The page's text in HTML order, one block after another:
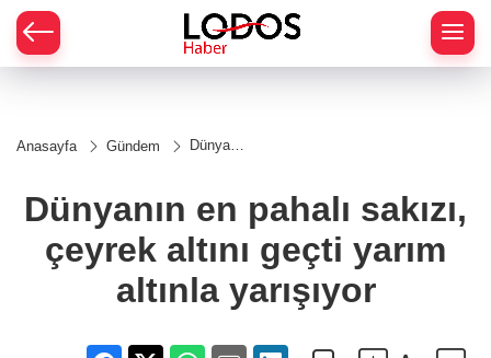
Anasayfa Gündem
Dünyanın
altını
yarım
altınla
yarışıyor
Dünyanın en pahalı sakızı,
çeyrek altını geçti yarım
altınla yarışıyor